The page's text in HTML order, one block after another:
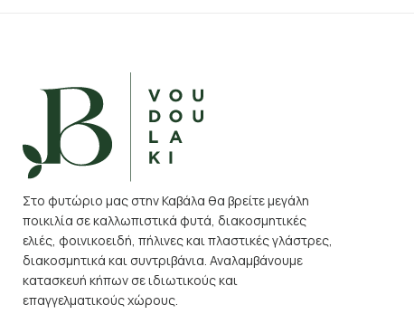
Στο φυτώριο μας στην Καβάλα θα βρείτε μεγάλη
ποικιλία σε καλλωπιστικά φυτά, διακοσμητικές
ελιές, φοινικοειδή, πήλινες και πλαστικές γλάστρες,
διακοσμητικά και συντριβάνια. Αναλαμβάνουμε
κατασκευή κήπων σε ιδιωτικούς και
επαγγελματικούς χώρους.